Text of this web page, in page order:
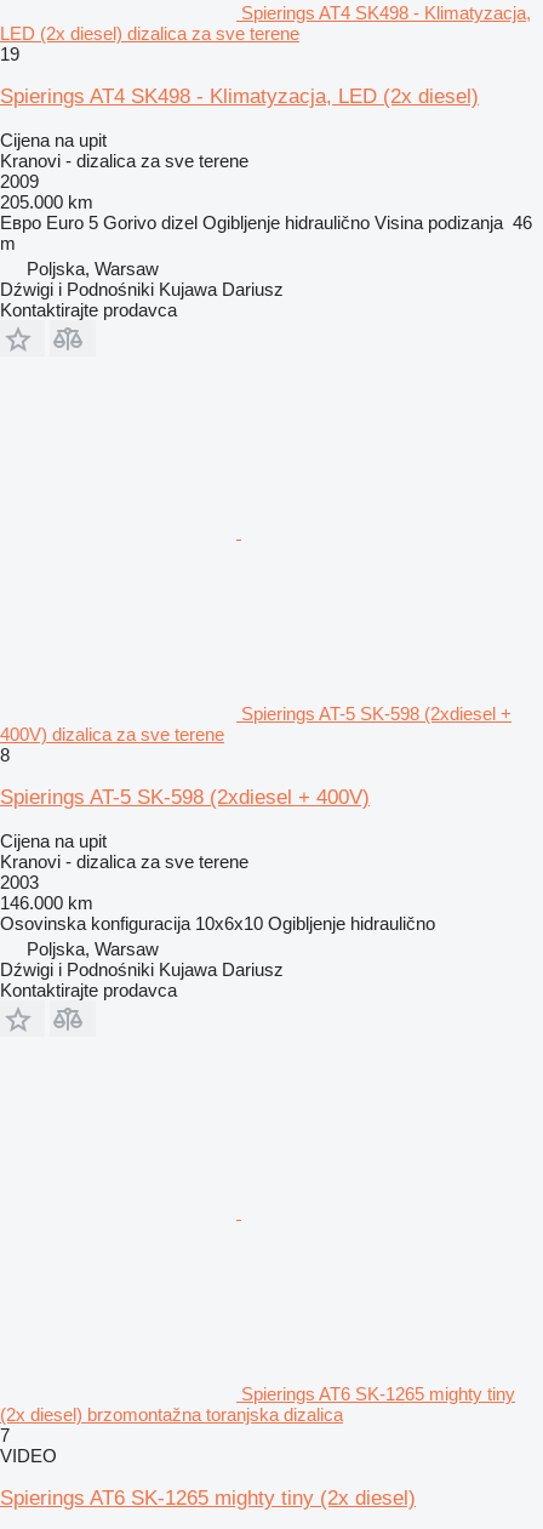
Spierings AT4 SK498 - Klimatyzacja,
LED (2x diesel) dizalica za sve terene
19
Spierings AT4 SK498 - Klimatyzacja, LED (2x diesel)
Cijena na upit
Kranovi - dizalica za sve terene
2009
205.000 km
Евро Euro 5 Gorivo dizel Ogibljenje hidraulično Visina podizanja 46
m
Poljska, Warsaw
Dźwigi i Podnośniki Kujawa Dariusz
Kontaktirajte prodavca
Spierings AT-5 SK-598 (2xdiesel +
400V) dizalica za sve terene
8
Spierings AT-5 SK-598 (2xdiesel + 400V)
Cijena na upit
Kranovi - dizalica za sve terene
2003
146.000 km
Osovinska konfiguracija 10x6x10 Ogibljenje hidraulično
Poljska, Warsaw
Dźwigi i Podnośniki Kujawa Dariusz
Kontaktirajte prodavca
Spierings AT6 SK-1265 mighty tiny
(2x diesel) brzomontažna toranjska dizalica
7
VIDEO
Spierings AT6 SK-1265 mighty tiny (2x diesel)